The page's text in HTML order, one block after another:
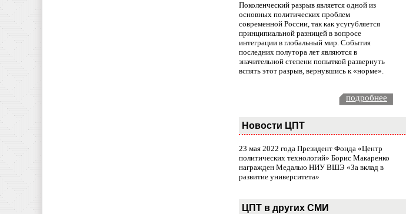
Поколенческий разрыв является одной из
основных политических проблем
современной России, так как усугубляется
принципиальной разницей в вопросе
интеграции в глобальный мир. События
последних полутора лет являются в
значительной степени попыткой развернуть
вспять этот разрыв, вернувшись к «норме».
подробнее
Новости ЦПТ
23 мая 2022 года Президент Фонда «Центр
политических технологий» Борис Макаренко
награжден Медалью НИУ ВШЭ «За вклад в
развитие университета»
ЦПТ в других СМИ